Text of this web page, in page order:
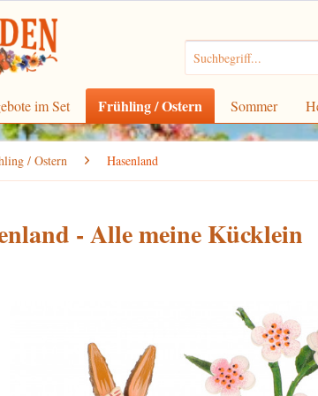
im Set Frühling / Ostern Sommer
/ Ostern Hasenland
- Alle meine Kücklein